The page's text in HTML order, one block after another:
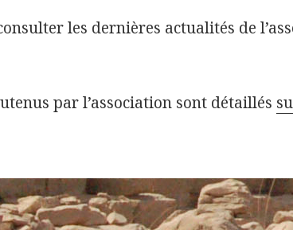
les dernières actualités de
par l’association sont détaillés